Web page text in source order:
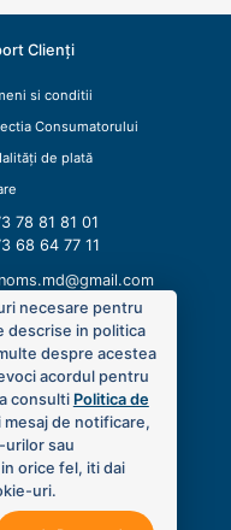
Clienți
si conditii
Consumatorului
de plată
78 81 81 01
68 64 77 11
necesare pentru
descrise in politica
despre acestea
acordul pentru
consulti Politica de
de notificare,
urilor sau
orice fel, iti dai
uri.